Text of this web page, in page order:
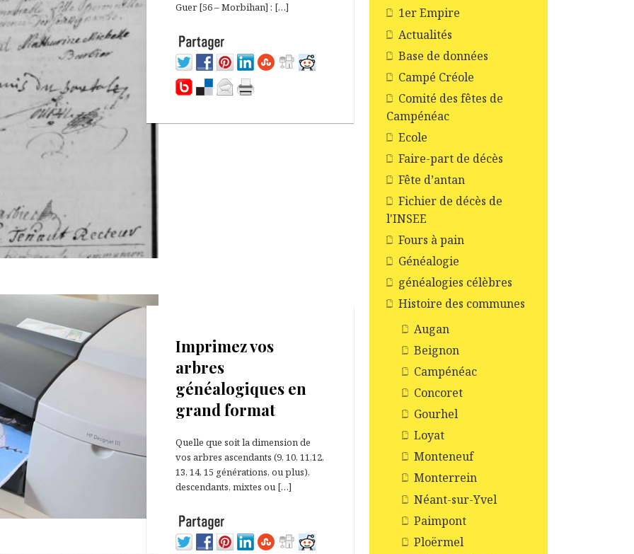
Guer [56 – Morbihan] : […]
Imprimez vos
arbres
généalogiques en
grand format
Quelle que soit la dimension de
vos arbres ascendants (9, 10, 11,12,
13, 14, 15 générations, ou plus),
descendants, mixtes ou […]
1er Empire
Actualités
Base de données
Campé Créole
Comité des fêtes de
Campénéac
Ecole
Faire-part de décès
Fête d’antan
Fichier de décès de
l'INSEE
Fours à pain
Généalogie
généalogies célèbres
Histoire des communes
Augan
Beignon
Campénéac
Concoret
Gourhel
Loyat
Monteneuf
Monterrein
Néant-sur-Yvel
Paimpont
Ploërmel